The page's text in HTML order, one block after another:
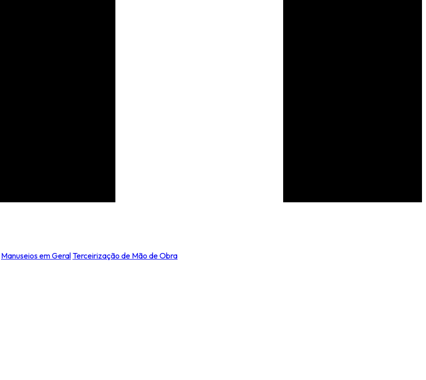
Manuseios em GeralTerceirização de Mão de Obra